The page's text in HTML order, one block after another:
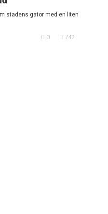
stadens gator med en liten
0 742